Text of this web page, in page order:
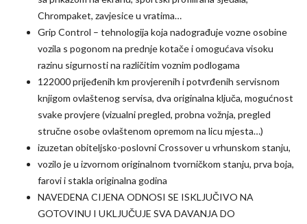
Chrompaket, zavjesice u vratima…
Grip Control – tehnologija koja nadograđuje vozne osobine
vozila s pogonom na prednje kotače i omogućava visoku
razinu sigurnosti na različitim voznim podlogama
122000 prijeđenih km provjerenih i potvrđenih servisnom
knjigom ovlaštenog servisa, dva originalna ključa, mogućnost
svake provjere (vizualni pregled, probna vožnja, pregled
stručne osobe ovlaštenom opremom na licu mjesta…)
izuzetan obiteljsko-poslovni Crossover u vrhunskom stanju,
vozilo je u izvornom originalnom tvorničkom stanju, prva boja,
farovi i stakla originalna godina
NAVEDENA CIJENA ODNOSI SE ISKLJUČIVO NA
GOTOVINU I UKLJUČUJE SVA DAVANJA DO